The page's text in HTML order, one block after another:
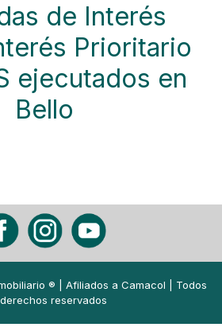
de Interés
Prioritario
ejecutados en
Bello
® | Afiliados a Camacol
| Todos
reservados